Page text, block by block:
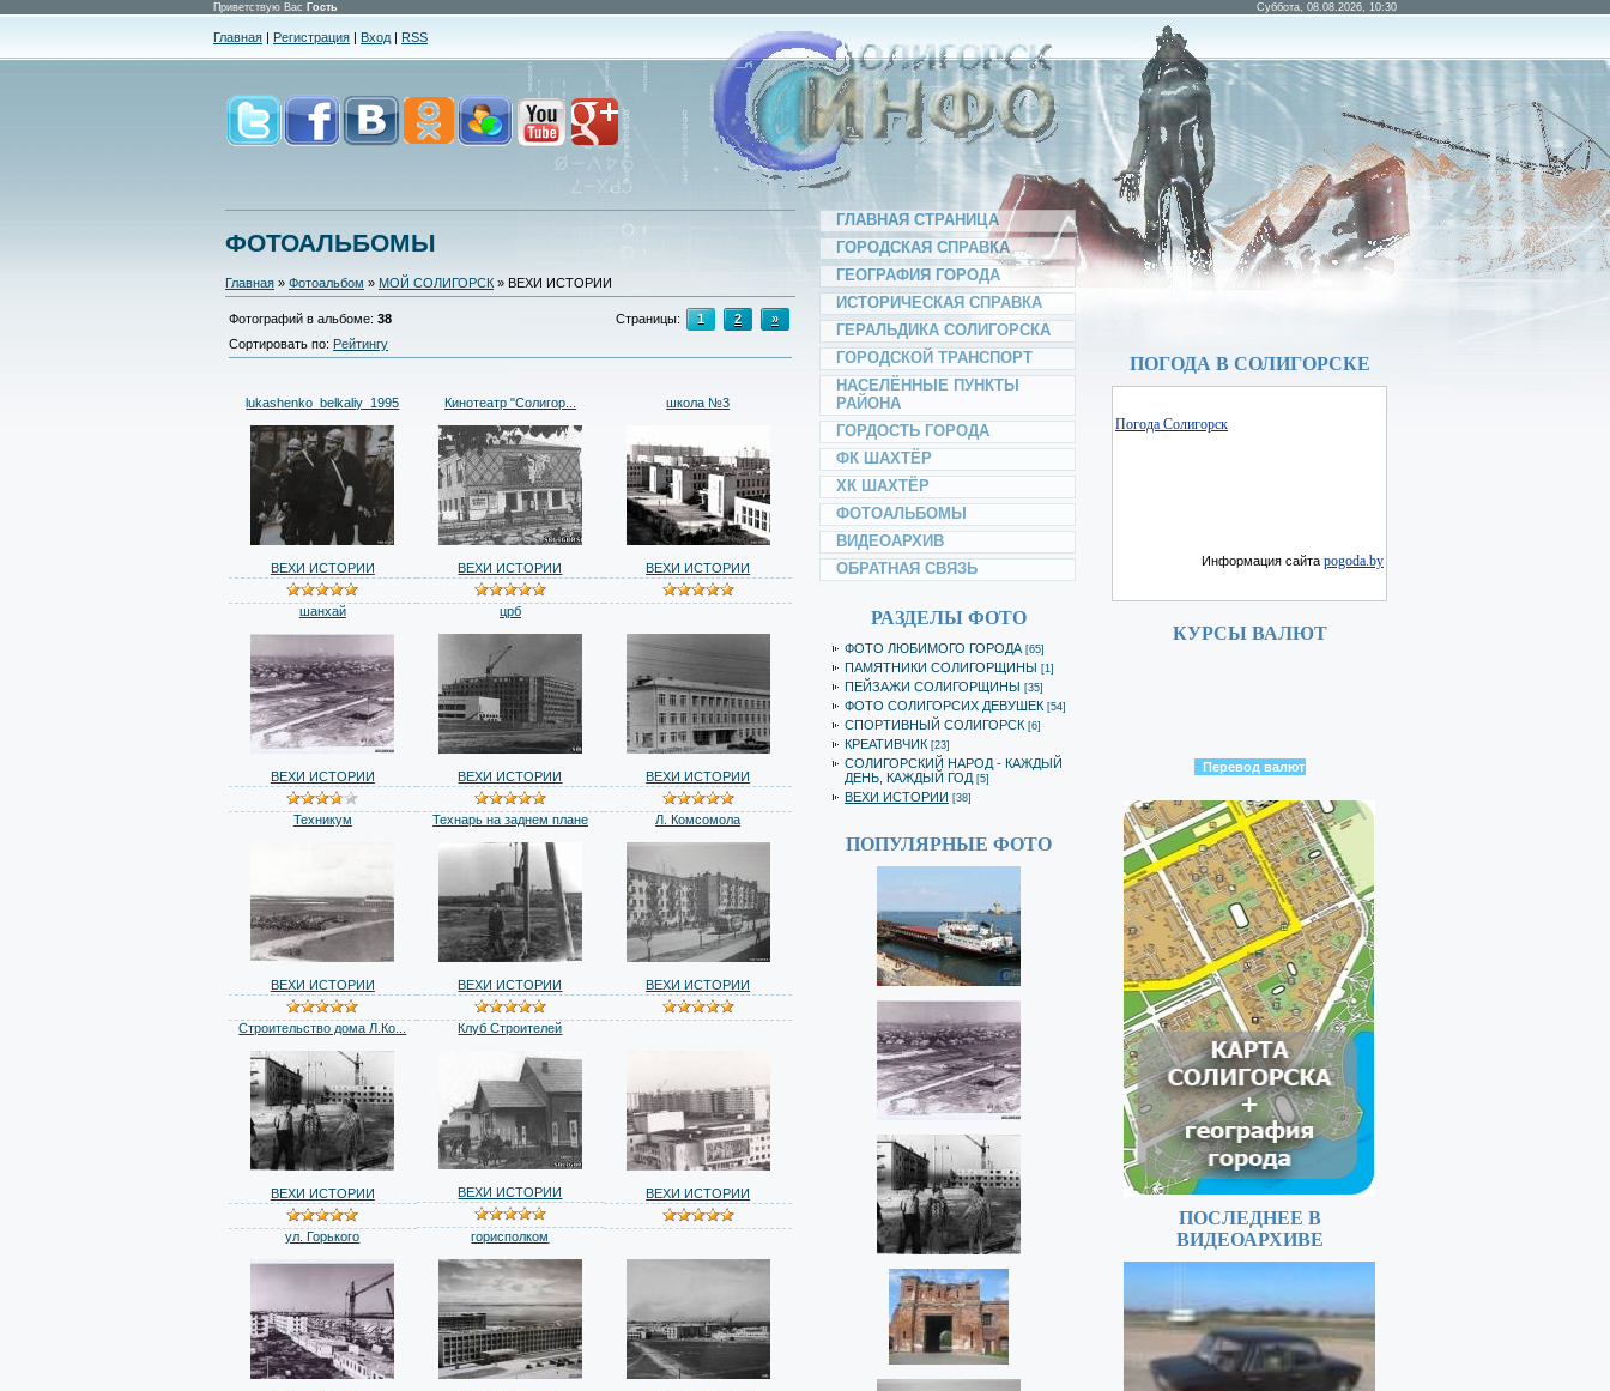
Приветствую Вас Гость Суббота, 08.08.2026, 10:30
Главная | Регистрация | Вход | RSS
ФОТОАЛЬБОМЫ
Главная » Фотоальбом » МОЙ СОЛИГОРСК » ВЕХИ ИСТОРИИ
Фотографий в альбоме: 38 Страницы: 1 2
»
Сортировать по: Рейтингу
lukashenko_belkaliy_1995
ВЕХИ ИСТОРИИ
Кинотеатр "Солигор...
ВЕХИ ИСТОРИИ
школа №3
ВЕХИ ИСТОРИИ
шанхай
ВЕХИ ИСТОРИИ
црб
ВЕХИ ИСТОРИИ ВЕХИ ИСТОРИИ
Техникум
ВЕХИ ИСТОРИИ
Технарь на заднем плане
ВЕХИ ИСТОРИИ
Л. Комсомола
ВЕХИ ИСТОРИИ
Строительство дома Л.Ко...
ВЕХИ ИСТОРИИ
Клуб Строителей
ВЕХИ ИСТОРИИ ВЕХИ ИСТОРИИ
ул. Горького горисполком
ГЛАВНАЯ СТРАНИЦА
ГОРОДСКАЯ СПРАВКА
ГЕОГРАФИЯ ГОРОДА
ИСТОРИЧЕСКАЯ СПРАВКА
ГЕРАЛЬДИКА СОЛИГОРСКА
ГОРОДСКОЙ ТРАНСПОРТ
НАСЕЛЁННЫЕ ПУНКТЫ
РАЙОНА
ГОРДОСТЬ ГОРОДА
ФК ШАХТЁР
ХК ШАХТЁР
ФОТОАЛЬБОМЫ
ВИДЕОАРХИВ
ОБРАТНАЯ СВЯЗЬ
РАЗДЕЛЫ ФОТО
ФОТО ЛЮБИМОГО ГОРОДА [65]
ПАМЯТНИКИ СОЛИГОРЩИНЫ [1]
ПЕЙЗАЖИ СОЛИГОРЩИНЫ [35]
ФОТО СОЛИГОРСИХ ДЕВУШЕК [54]
СПОРТИВНЫЙ СОЛИГОРСК [6]
КРЕАТИВЧИК [23]
СОЛИГОРСКИЙ НАРОД - КАЖДЫЙ
ДЕНЬ, КАЖДЫЙ ГОД [5]
ВЕХИ ИСТОРИИ [38]
ПОПУЛЯРНЫЕ ФОТО
ПОГОДА В СОЛИГОРСКЕ
Погода Солигорск
Информация сайта pogoda.by
КУРСЫ ВАЛЮТ
Перевод валют
ПОСЛЕДНЕЕ В
ВИДЕОАРХИВЕ